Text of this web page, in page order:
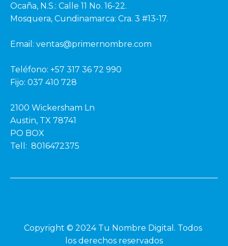
Ocaña, N.S.: Calle 11 No. 16-22.
Mosquera, Cundinamarca: Cra. 3 #13-17.
Email: ventas@primernombre.com
Teléfono: +57 317 36 72 990
Fijo: 037 410 728
2100 Wickersham Ln
Austin, TX 78741
PO BOX
Tell: 8016472375
Copyright © 2024 Tu Nombre Digital. Todos
los derechos reservados